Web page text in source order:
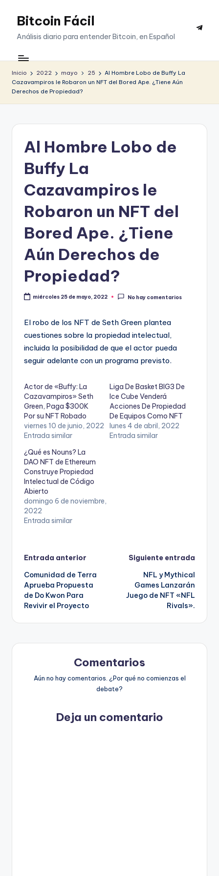
SaltarBitcoin Fácil
Análisis diario para entender Bitcoin, en Español
Inicio 2022 mayo 25
Al Hombre Lobo de Buffy La
Cazavampiros le Robaron un NFT del Bored Ape. ¿Tiene Aún
Derechos de Propiedad?
Al Hombre Lobo de
Buffy La
Cazavampiros le
Robaron un NFT del
Bored Ape. ¿Tiene
Aún Derechos de
Propiedad?
miércoles 25 de mayo, 2022 No hay comentarios
El robo de los NFT de Seth Green plantea
cuestiones sobre la propiedad intelectual,
incluida la posibilidad de que el actor pueda
seguir adelante con un programa previsto.
Actor de «Buffy: La
Cazavampiros» Seth
Green, Paga $300K
Por su NFT Robado
viernes 10 de junio, 2022
Entrada similar
Liga De Basket BIG3 De
Ice Cube Venderá
Acciones De Propiedad
De Equipos Como NFT
lunes 4 de abril, 2022
Entrada similar
¿Qué es Nouns? La
DAO NFT de Ethereum
Construye Propiedad
Intelectual de Código
Abierto
domingo 6 de noviembre,
2022
Entrada similar
Navegación
de
entradas
Entrada anterior
Comunidad de Terra
Aprueba Propuesta
de Do Kwon Para
Revivir el Proyecto
Siguiente entrada
NFL y Mythical
Games Lanzarán
Juego de NFT «NFL
Rivals».
Comentarios
Aún no hay comentarios. ¿Por qué no comienzas el
debate?
Deja un comentario